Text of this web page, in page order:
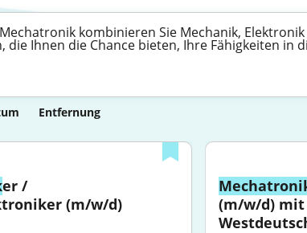
kombinieren Sie Mechanik,
die Ihnen die Chance bieten, Ihre Fähigkeiten
Entfernung
er /
(m/w/d)
(m/w/d) mit